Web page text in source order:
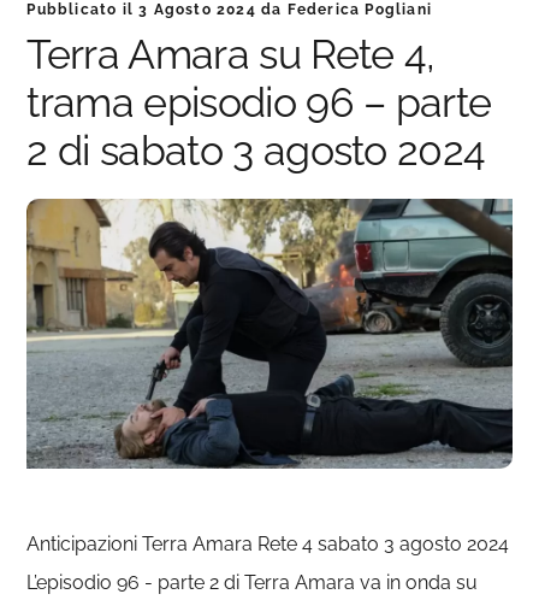
Pubblicato il3 Agosto 2024 da Federica Pogliani
Terra Amara su Rete 4,
trama episodio 96 – parte
2 di sabato 3 agosto 2024
Anticipazioni Terra Amara Rete 4 sabato 3 agosto 2024
L’episodio 96 - parte 2 di Terra Amara va in onda su